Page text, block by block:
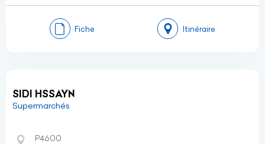
Fiche Itinéraire
SIDI HSSAYN
Supermarchés
P4600